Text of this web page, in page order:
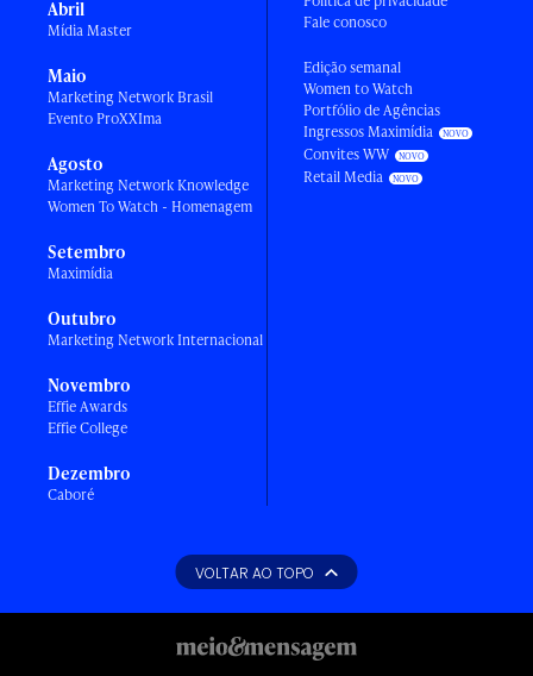
Abril
Mídia Master
Maio
Marketing Network Brasil
Evento ProXXIma
Agosto
Marketing Network Knowledge
Women To Watch - Homenagem
Setembro
Maximídia
Outubro
Marketing Network Internacional
Novembro
Effie Awards
Effie College
Dezembro
Caboré
Fale conosco
Edição semanal
Women to Watch
Portfólio de Agências
Ingressos Maximídia
Convites WW
Retail Media
VOLTAR AO TOPO